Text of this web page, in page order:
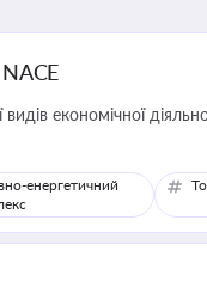
економічної
енергетичний